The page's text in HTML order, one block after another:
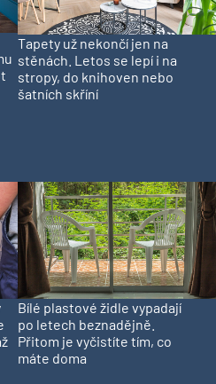
Tapety už nekončí jen na
stěnách. Letos se lepí i na
stropy, do knihoven nebo
šatních skříní
Bílé plastové židle vypadají
po letech beznadějně.
Přitom je vyčistíte tím, co
máte doma